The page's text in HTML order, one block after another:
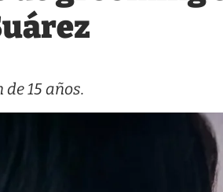
15 años.